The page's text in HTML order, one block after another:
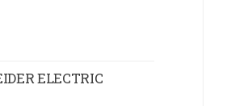
ELECTRIC